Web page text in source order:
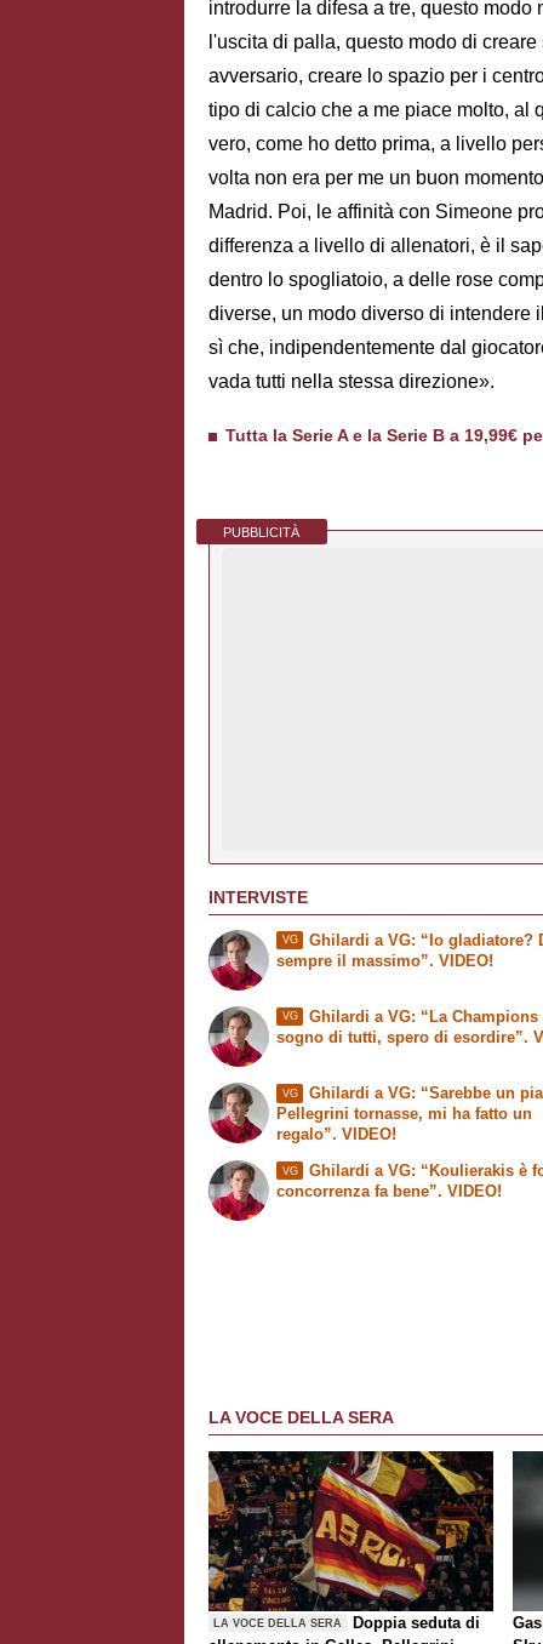
introdurre la difesa a tre, questo
l'uscita di palla, questo modo di
avversario, creare lo spazio per i
tipo di calcio che a me piace molto, al
vero, come ho detto prima, a livello
volta non era per me un buon
Madrid. Poi, le affinità con Simeone
differenza a livello di allenatori, è il
dentro lo spogliatoio, a delle rose
diverse, un modo diverso di intendere
sì che, indipendentemente dal
vada tutti nella stessa direzione».
Tutta la Serie A e la Serie B a 19,99€
PUBBLICITÀ
INTERVISTE
VG
Ghilardi a VG: “Io gladiatore?
sempre il massimo”. VIDEO!
VG
Ghilardi a VG: “La Champions
sogno di tutti, spero di esordire”.
VG
Ghilardi a VG: “Sarebbe un
Pellegrini tornasse, mi ha fatto un
regalo”. VIDEO!
VG
Ghilardi a VG: “Koulierakis è
concorrenza fa bene”. VIDEO!
LA VOCE DELLA SERA
LA VOCE DELLA SERA
Doppia seduta di